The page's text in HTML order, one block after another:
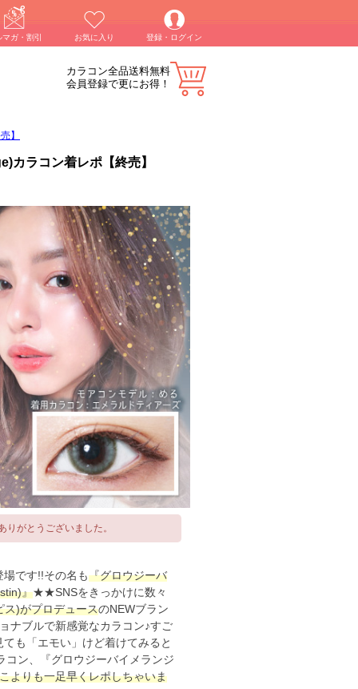
ガ・割引 お気に入り 登録・ログイン
カラコン全品送料無料
会員登録で更にお得！
】
カラコン着レポ【終売】
がとうございました。
です!!その名も『グロウジーバ
』★★SNSをきっかけに数々
ス)がプロデュースのNEWブラン
ナブルで新感覚なカラコン♪すご
も「エモい」けど着けてみると
ン、『グロウジーバイメランジ
よりも一足早くレポしちゃいま